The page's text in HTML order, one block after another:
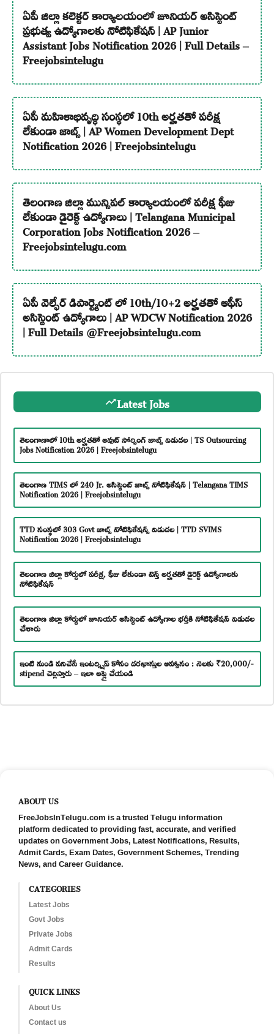
ఏపీ జిల్లా కలెక్టర్ కార్యాలయంలో జూనియర్ అసిస్టెంట్
ప్రభుత్వ ఉద్యోగాలకు నోటిఫికేషన్ | AP Junior
Assistant Jobs Notification 2026 | Full Details –
Freejobsintelugu
ఏపీ మహిళాభివృద్ధి సంస్థలో 10th అర్హతతో పరీక్ష
లేకుండా జాబ్స్ | AP Women Development Dept
Notification 2026 | Freejobsintelugu
తెలంగాణ జిల్లా మున్సిపల్ కార్యాలయంలో పరీక్ష ఫీజు
లేకుండా డైరెక్ట్ ఉద్యోగాలు | Telangana Municipal
Corporation Jobs Notification 2026 –
Freejobsintelugu.com
ఏపీ వెల్ఫేర్ డిపార్ట్మెంట్ లో 10th/10+2 అర్హతతో ఆఫీస్
అసిస్టెంట్ ఉద్యోగాలు | AP WDCW Notification 2026
| Full Details @Freejobsintelugu.com
Latest Jobs
తెలంగాణాలో 10th అర్హతతో అవుట్ సోర్సింగ్ జాబ్స్ విడుదల | TS Outsourcing
Jobs Notification 2026 | Freejobsintelugu
తెలంగాణ TIMS లో 240 Jr. అసిస్టెంట్ జాబ్స్ నోటిఫికేషన్ | Telangana TIMS
Notification 2026 | Freejobsintelugu
TTD సంస్థలో 303 Govt జాబ్స్ నోటిఫికేషన్స్ విడుదల | TTD SVIMS
Notification 2026 | Freejobsintelugu
తెలంగాణ జిల్లా కోర్టులో పరీక్ష, ఫీజు లేకుండా టెన్త్ అర్హతతో డైరెక్ట్ ఉద్యోగాలకు
నోటిఫికేషన్
తెలంగాణ జిల్లా కోర్టులో జూనియర్ అసిస్టెంట్ ఉద్యోగాల భర్తీకి నోటిఫికేషన్ విడుదల
చేశారు
ఇంటి నుండి పనిచేసే ఇంటర్న్షిప్ కోసం దరఖాస్తుల ఆహ్వానం : నెలకు ₹20,000/-
stipend చెల్లిస్తారు – ఇలా అప్లై చేయండి
ABOUT US
FreeJobsInTelugu.com is a trusted Telugu information
platform dedicated to providing fast, accurate, and verified
updates on Government Jobs, Latest Notifications, Results,
Admit Cards, Exam Dates, Government Schemes, Trending
News, and Career Guidance.
CATEGORIES
Latest Jobs
Govt Jobs
Private Jobs
Admit Cards
Results
QUICK LINKS
About Us
Contact us